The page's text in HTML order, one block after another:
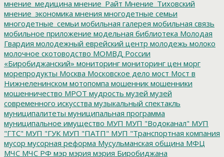
мнение_медицина мнение_Райт Мнение_Тиховский
мнение_экономика мнения многодетные семьи
многодетные_семьи мобильная галерея мобильная связь
мобильное приложение модельная библиотека Молодая
Гвардия молодежный еврейский центр молодежь молоко
молочное скотоводство МОМВД России
«Биробиджанский» мониторинг мониторинг цен морг
морепродукты Москва Московское дело мост Мост в
Нижнеленинском мотопомпа мошенник мошенники
мошенничество МРОТ мудрость музей музей
современного искусства музыкальный спектакль
муниципалитеты муниципальная программа
муниципальное имущество МУП МУП "Водоканал" МУП
"ГТС" МУП "ГУК МУП "ПАТП" МУП "Транспортная компания
мусор мусорная реформа Мусульманская община МФЦ
МЧС МЧС РФ мэр мэрия мэрия Биробиджана